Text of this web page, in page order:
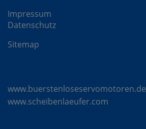
Impressum
Datenschutz
Sitemap
www.buerstenloseservomotoren.de
www.scheibenlaeufer.com